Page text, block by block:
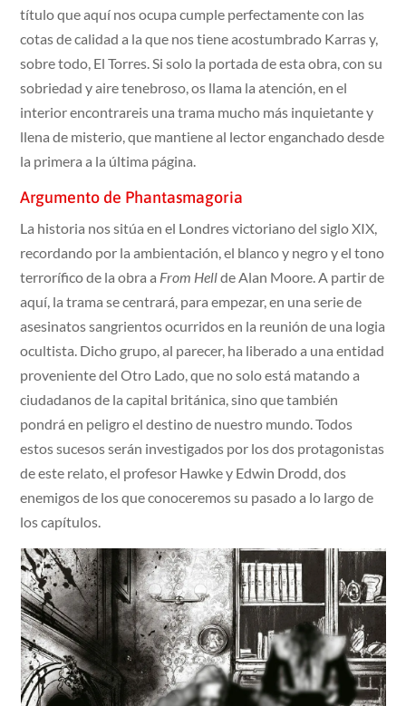
título que aquí nos ocupa cumple perfectamente con las
cotas de calidad a la que nos tiene acostumbrado Karras y,
sobre todo, El Torres. Si solo la portada de esta obra, con su
sobriedad y aire tenebroso, os llama la atención, en el
interior encontrareis una trama mucho más inquietante y
llena de misterio, que mantiene al lector enganchado desde
la primera a la última página.
Argumento de Phantasmagoria
La historia nos sitúa en el Londres victoriano del siglo XIX,
recordando por la ambientación, el blanco y negro y el tono
terrorífico de la obra a From Hellde Alan Moore. A partir de
aquí, la trama se centrará, para empezar, en una serie de
asesinatos sangrientos ocurridos en la reunión de una logia
ocultista. Dicho grupo, al parecer, ha liberado a una entidad
proveniente del Otro Lado, que no solo está matando a
ciudadanos de la capital británica, sino que también
pondrá en peligro el destino de nuestro mundo. Todos
estos sucesos serán investigados por los dos protagonistas
de este relato, el profesor Hawke y Edwin Drodd, dos
enemigos de los que conoceremos su pasado a lo largo de
los capítulos.